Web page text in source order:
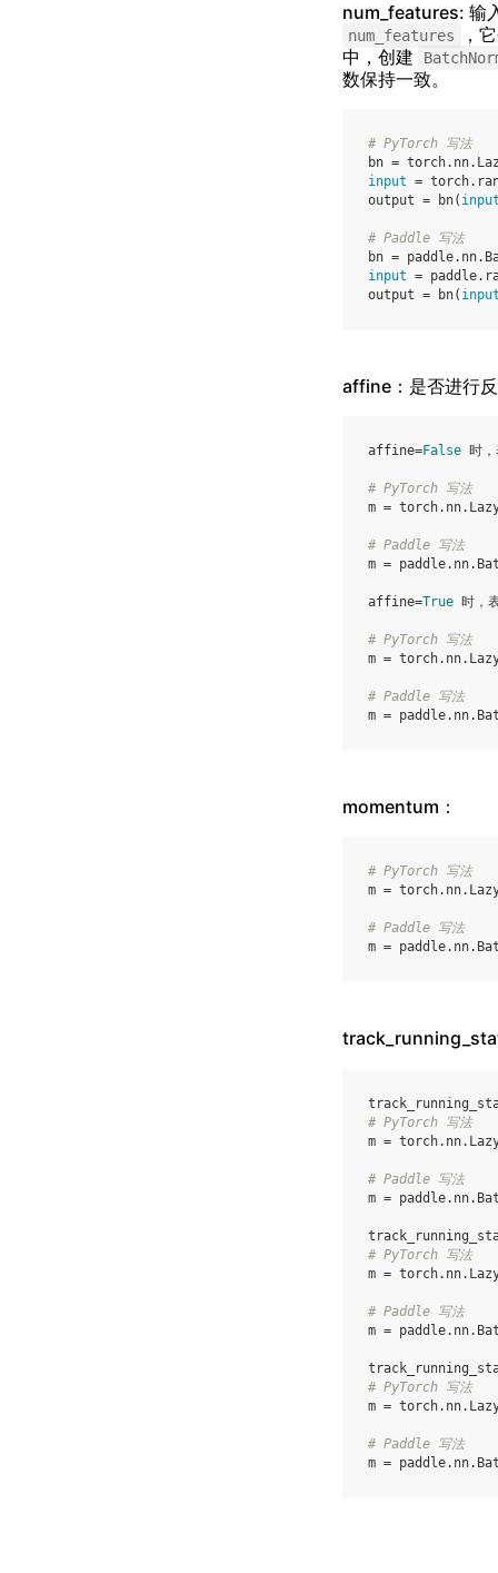
num_features: 输
num_features
，
中，创建
数保持一致。
# PyTorch 写法
bn = torch. nn.
input = torch.
output = bn(
# Paddle 写法
bn = paddle. nn.
input = paddle.
output = bn(
affine：是否进行
affine=False 时
# PyTorch 写法
m =
# Paddle 写法
m =
affine=True 时，
# PyTorch 写法
m =
# Paddle 写法
m =
momentum：
# PyTorch 写法
m = torch. nn.
# Paddle 写法
m = paddle. nn.
# PyTorch 写法
m = torch. nn.
# Paddle 写法
m = paddle. nn.
# PyTorch 写法
m = torch. nn.
# Paddle 写法
m = paddle. nn.
# PyTorch 写法
m = torch. nn.
# Paddle 写法
m = paddle. nn.